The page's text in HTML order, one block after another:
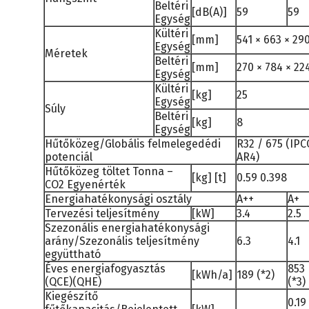
Beltéri
Egység
[dB(A)] 59 59
Méretek
Kültéri
Egység
[mm]
541 × 663 ×
Beltéri
Egység
[mm] 270 × 784 ×
Súly
Kültéri
Egység
[kg]
25
Beltéri
Egység
[kg]
8
Hűtőközeg/Globális felmelegedédi
potenciál
R32 / 675
AR4)
Hűtőközeg töltet Tonna –
CO2 Egyenérték
[kg] [t]
0.59 0.398
Energiahatékonysági osztály
A++
A+
Tervezési teljesítmény
[kW] 3.4
2.5
Szezonális energiahatékonysági
arány/Szezonális teljesítmény
együttható
6.3 4.1
Éves energiafogyasztás
(QCE)(QHE)
[kWh/a] 189 (*2)
853
(*3)
Kiegészítő